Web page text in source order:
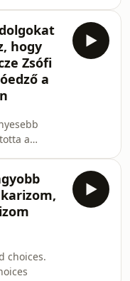
ezt ne
abból
közben
a
formálja,
ezt a
hogy
Zsófi
a
a
a futás
ezt
és
about
choices.